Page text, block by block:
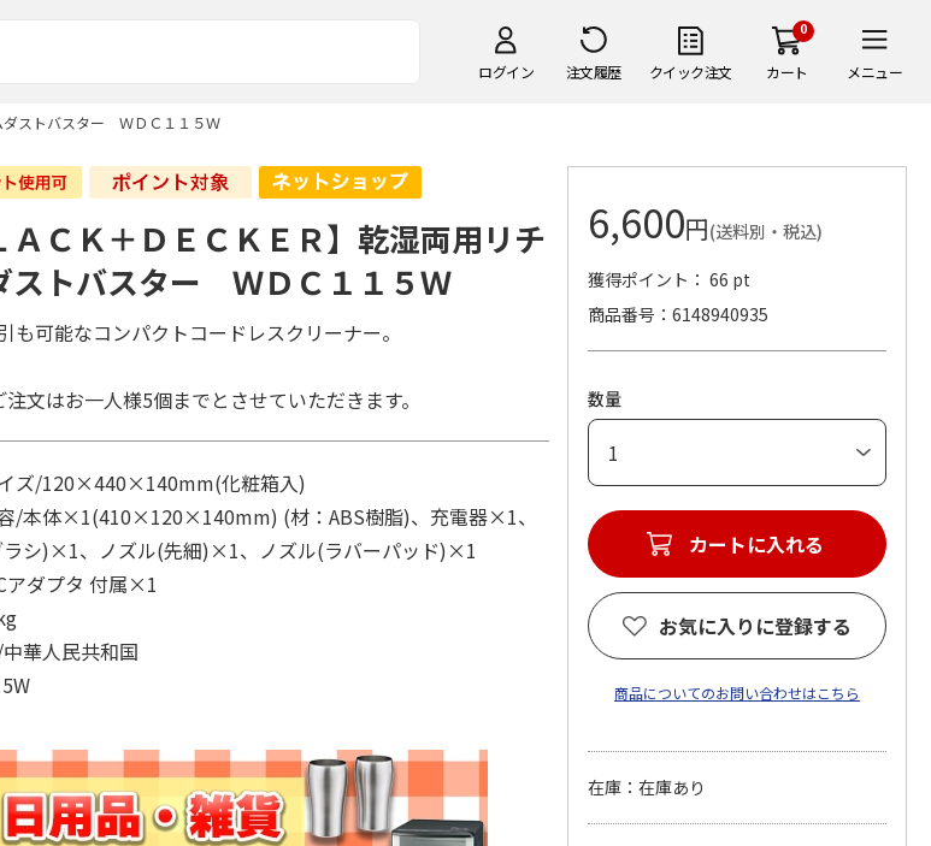
ログイン 注文履歴 クイック注文
0
カート メニュー
ダストバスター ＷＤＣ１１５Ｗ
ＡＣＫ＋ＤＥＣＫＥＲ】乾湿両用リチ
ストバスター ＷＤＣ１１５Ｗ
も可能なコンパクトコードレスクリーナー。
文はお一人様5個までとさせていただきます。
ズ/120×440×140mm(化粧箱入)
/本体×1(410×120×140mm) (材：ABS樹脂)、充電器×1、
ラシ)×1、ノズル(先細)×1、ノズル(ラバーパッド)×1
アダプタ 付属×1
華人民共和国
6,600円(送料別・税込)
獲得ポイント： 66 pt
商品番号
6148940935
数量
カートに入れる
お気に入りに登録する
商品についてのお問い合わせはこちら
在庫：在庫あり